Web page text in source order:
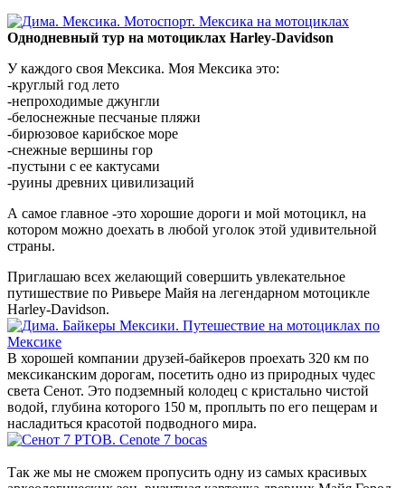
Однодневный тур на мотоциклах Harley-Davidson
У каждого своя Мексика. Моя Мексика это:
-круглый год лето
-непроходимые джунгли
-белоснежные песчаные пляжи
-бирюзовое карибское море
-снежные вершины гор
-пустыни с ее кактусами
-руины древних цивилизаций
А самое главное -это хорошие дороги и мой мотоцикл, на
котором можно доехать в любой уголок этой удивительной
страны.
Приглашаю всех желающий совершить увлекательное
путишествие по Ривьере Майя на легендарном мотоцикле
Harley-Davidson.
В хорошей компании друзей-байкеров проехать 320 км по
мексиканским дорогам, посетить одно из природных чудес
света Сенот. Это подземный колодец с кристально чистой
водой, глубина которого 150 м, проплыть по его пещерам и
насладиться красотой подводного мира.
Так же мы не сможем пропусить одну из самых красивых